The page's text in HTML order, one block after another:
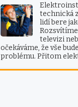
technická
lidí bere
televizi
očekáváme, že vše
problému. Přitom